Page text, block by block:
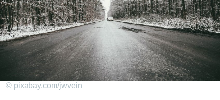
© pixabay.com/jwvein